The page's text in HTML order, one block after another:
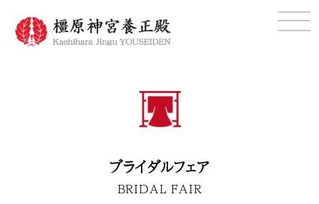
ブライダルフェア
BRIDAL FAIR